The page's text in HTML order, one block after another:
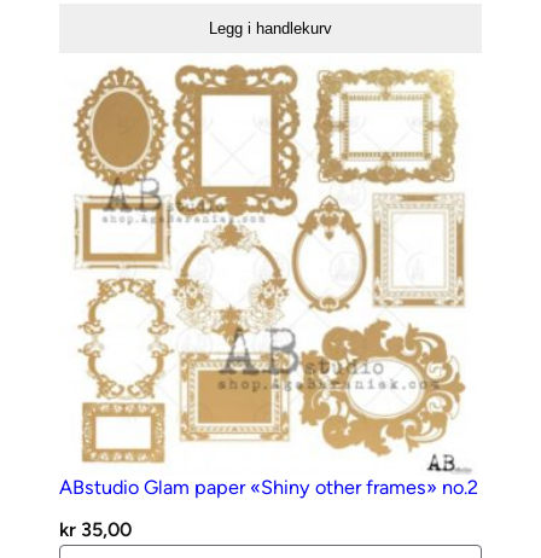
00076
antall
Legg i handlekurv
ABstudio Glam paper «Shiny other frames» no.2
kr 35,00